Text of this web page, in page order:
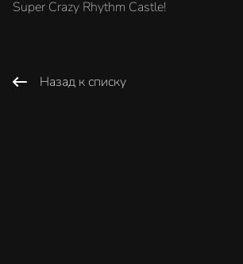
Super Crazy Rhythm Castle!
Назад к списку